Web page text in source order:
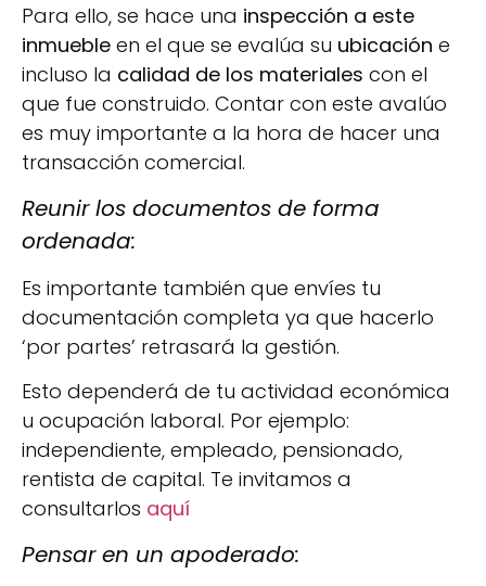
Para ello, se hace una inspección a este
inmueble en el que se evalúa su ubicación e
incluso la calidad de los materiales con el
que fue construido. Contar con este avalúo
es muy importante a la hora de hacer una
transacción comercial.
Reunir los documentos de forma
ordenada:
Es importante también que envíes tu
documentación completa ya que hacerlo
‘por partes’ retrasará la gestión.
Esto dependerá de tu actividad económica
u ocupación laboral. Por ejemplo:
independiente, empleado, pensionado,
rentista de capital. Te invitamos a
consultarlos aquí
Pensar en un apoderado: